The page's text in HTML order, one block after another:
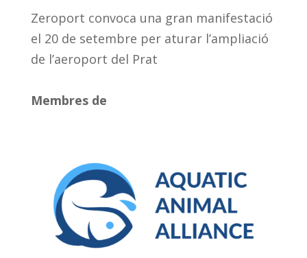
Zeroport convoca una gran manifestació
el 20 de setembre per aturar l’ampliació
de l’aeroport del Prat
Membres de